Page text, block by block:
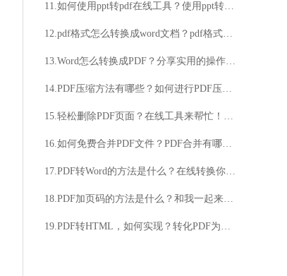
11.如何使用ppt转pdf在线工具？使用ppt转pdf在线工具的方法
12.pdf格式怎么转换成word文档？pdf格式转换成word文档的方法
13.Word怎么转换成PDF？分享实用的操作技巧
14.PDF压缩方法有哪些？如何进行PDF压缩？
15.轻松删除PDF页面？在线工具来帮忙！纠结如何删除PDF页面？试试在线解决方案！
16.如何免费合并PDF文件？PDF合并有哪些免费方法？
17.PDF转Word的方法是什么？在线转换你知道吗
18.PDF加页码的方法是什么？和我一起来看看
19.PDF转HTML，如何实现？转化PDF为HTML，有什么工具可用？